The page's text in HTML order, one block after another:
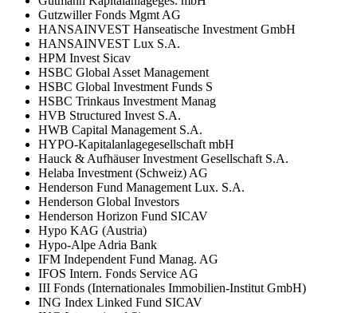
Gutzwiller Fonds Mgmt AG
HANSAINVEST Hanseatische Investment GmbH
HANSAINVEST Lux S.A.
HPM Invest Sicav
HSBC Global Asset Management
HSBC Global Investment Funds S
HSBC Trinkaus Investment Manag
HVB Structured Invest S.A.
HWB Capital Management S.A.
HYPO-Kapitalanlagegesellschaft mbH
Hauck & Aufhäuser Investment Gesellschaft S.A.
Helaba Investment (Schweiz) AG
Henderson Fund Management Lux. S.A.
Henderson Global Investors
Henderson Horizon Fund SICAV
Hypo KAG (Austria)
Hypo-Alpe Adria Bank
IFM Independent Fund Manag. AG
IFOS Intern. Fonds Service AG
III Fonds (Internationales Immobilien-Institut GmbH)
ING Index Linked Fund SICAV